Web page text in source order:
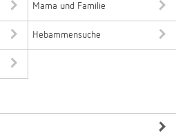
Mama und Familie
Hebammensuche